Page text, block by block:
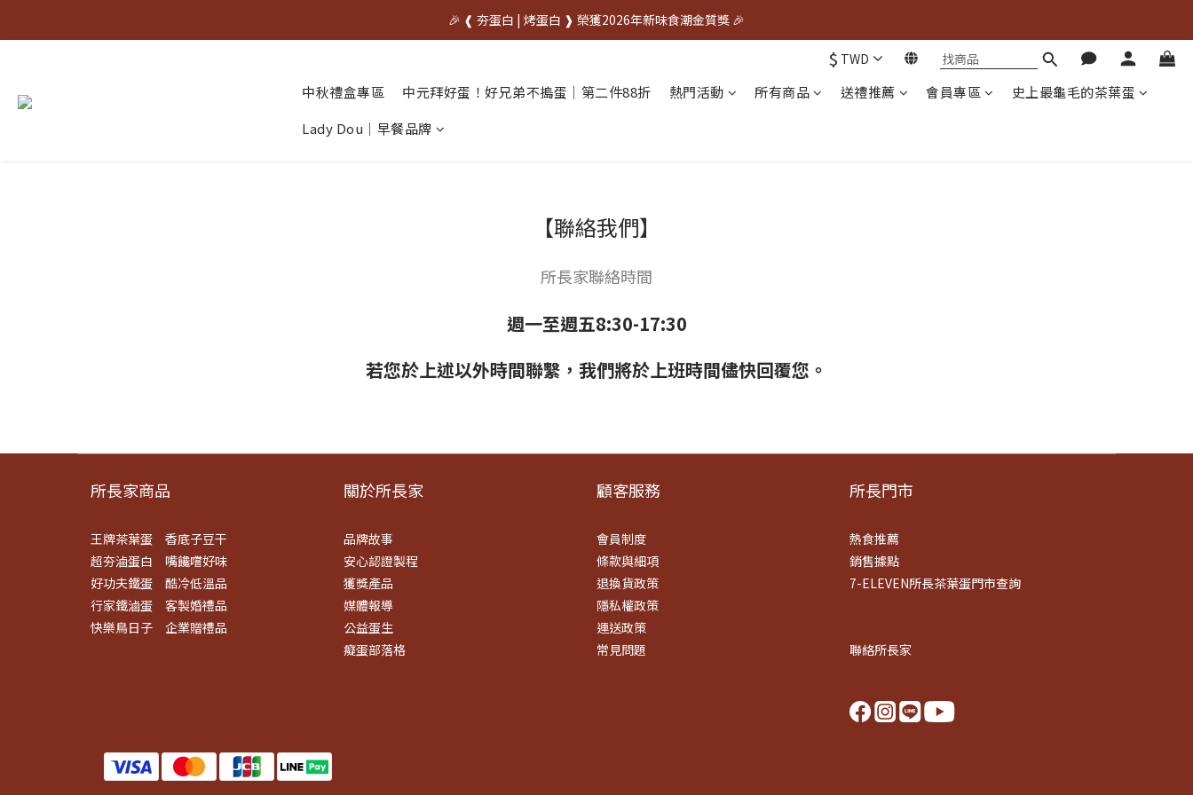
中秋先訂✦送禮不慌    🌙中秋早鳥優惠開跑🌙     🥚優惠期間07/20~08/31🥚
🎉 ❰ 夯蛋白 | 烤蛋白 ❱ 榮獲2026年新味食潮金質獎 🎉
$ TWD
中秋禮盒專區 中元拜好蛋！好兄弟不搗蛋｜第二件88折 熱門活動 所有商品 送禮推薦 會員專區
史上最龜毛的茶葉蛋
Lady Dou｜早餐品牌
【聯絡我們】
所長家聯絡時間
週一至週五8:30-17:30
若您於上述以外時間聯繫，我們將於上班時間儘快回覆您。
所長家商品
王牌茶葉蛋
香底子豆干
超夯滷蛋白
嘴饞嚐好味
好功夫鐵蛋
酷冷低溫品
行家鐵滷蛋
客製婚禮品
快樂鳥日子
企業贈禮品
關於所長​家
品牌故事
安心認證製程
獲獎產品
媒體報導
公益蛋生
癡蛋部落格
顧客服務
會員制度
條款與細項
退換貨政策
隱私權政策
運送政策
常見問題
所長門市
熱食推薦
銷售據點
7-ELEVEN所長茶葉蛋門市查詢
聯絡所長家